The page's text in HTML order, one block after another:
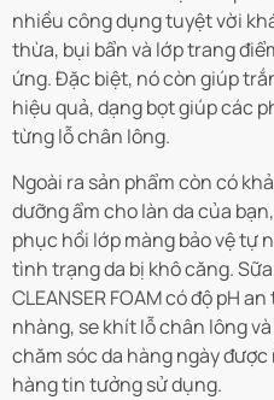
nhiều công dụng tuyệt vời
thừa, bụi bẩn và lớp trang
ứng. Đặc biệt, nó còn giúp
hiệu quả, dạng bọt giúp các
từng lỗ chân lông.
Ngoài ra sản phẩm còn có
dưỡng ẩm cho làn da của
phục hồi lớp màng bảo vệ tự
tình trạng da bị khô căng.
CLEANSER FOAM có độ pH
nhàng, se khít lỗ chân lông
chăm sóc da hàng ngày
hàng tin tưởng sử dụng.